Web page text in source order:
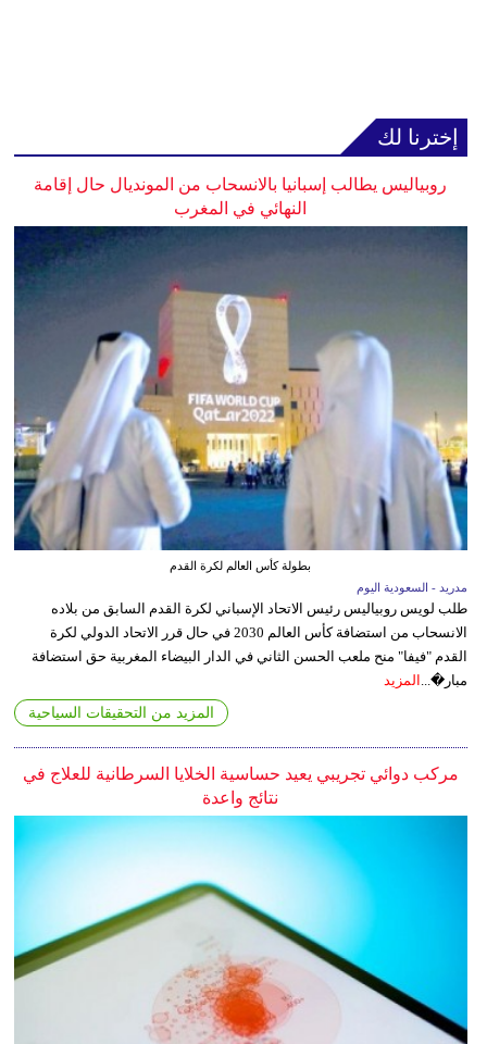
إخترنا لك
روبياليس يطالب إسبانيا بالانسحاب من المونديال حال إقامة
النهائي في المغرب
بطولة كأس العالم لكرة القدم
مدريد - السعودية اليوم
طلب لويس روبياليس رئيس الاتحاد الإسباني لكرة القدم السابق من بلاده
الانسحاب من استضافة كأس العالم 2030 في حال قرر الاتحاد الدولي لكرة
القدم "فيفا" منح ملعب الحسن الثاني في الدار البيضاء المغربية حق استضافة
مبار�... المزيد
المزيد من التحقيقات السياحية
مركب دوائي تجريبي يعيد حساسية الخلايا السرطانية للعلاج في
نتائج واعدة